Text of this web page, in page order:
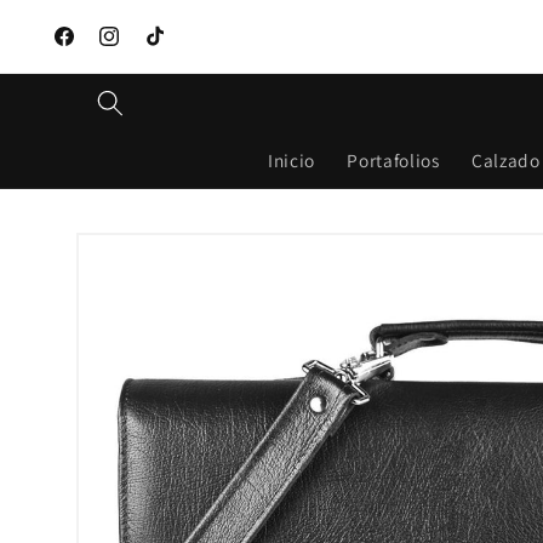
directamente
al contenido
FacebookInstagram
TikTok
Inicio Portafolios Calzado